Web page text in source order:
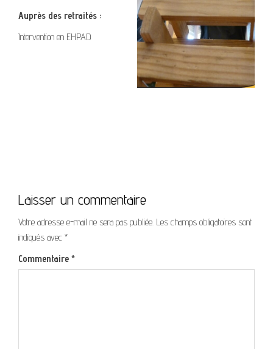
Auprès des retraités :
Intervention en EHPAD
Laisser un commentaire
Votre adresse e-mail ne sera pas publiée. Les champs obligatoires sont
indiqués avec *
Commentaire *